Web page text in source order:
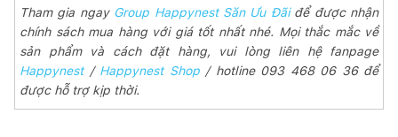
Tham gia ngay Group Happynest Săn Ưu Đãi để được nhận
chính sách mua hàng với giá tốt nhất nhé. Mọi thắc mắc về
sản phẩm và cách đặt hàng, vui lòng liên hệ fanpage
Happynest/ Happynest Shop/ hotline 093 468 06 36 để
được hỗ trợ kịp thời.